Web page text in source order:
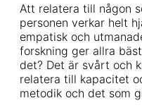
Att relatera till någon
personen verkar helt
empatisk och
forskning ger allra
det? Det är svårt och
relatera till kapacitet
metodik och det som